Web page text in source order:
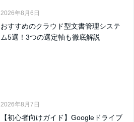
2026年8月6日
おすすめのクラウド型文書管理システ
ム5選！3つの選定軸も徹底解説
2026年8月7日
【初心者向けガイド】Googleドライブ